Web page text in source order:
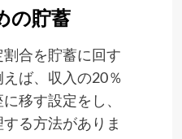
の貯蓄
合を貯蓄に回す
ば、収入の20％
移す設定をし、
る方法がありま